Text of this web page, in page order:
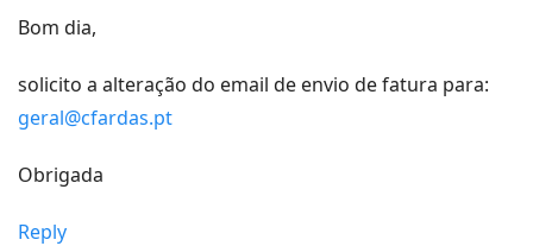
Bom dia,
solicito a alteração do email de envio de fatura para:
geral@cfardas.pt
Obrigada
Reply